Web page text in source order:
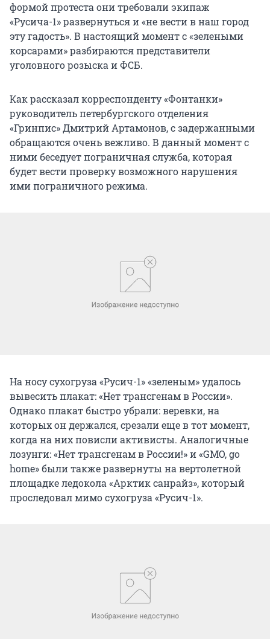
формой протеста они требовали экипаж
«Русича-1» развернуться и «не вести в наш город
эту гадость». В настоящий момент с «зелеными
корсарами» разбираются представители
уголовного розыска и ФСБ.
Как рассказал корреспонденту «Фонтанки»
руководитель петербургского отделения
«Гринпис» Дмитрий Артамонов, с задержанными
обращаются очень вежливо. В данный момент с
ними беседует пограничная служба, которая
будет вести проверку возможного нарушения
ими пограничного режима.
На носу сухогруза «Русич-1» «зеленым» удалось
вывесить плакат: «Нет трансгенам в России».
Однако плакат быстро убрали: веревки, на
которых он держался, срезали еще в тот момент,
когда на них повисли активисты. Аналогичные
лозунги: «Нет трансгенам в России!» и «GMO, go
home» были также развернуты на вертолетной
площадке ледокола «Арктик санрайз», который
проследовал мимо сухогруза «Русич-1».